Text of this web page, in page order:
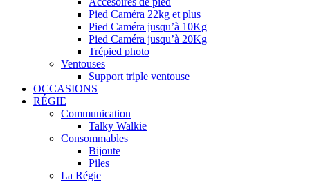
Pied Caméra 22kg et plus
Pied Caméra jusqu’à 10Kg
Pied Caméra jusqu’à 20Kg
Trépied photo
Ventouses
Support triple ventouse
OCCASIONS
RÉGIE
Communication
Talky Walkie
Consommables
Bijoute
Piles
La Régie